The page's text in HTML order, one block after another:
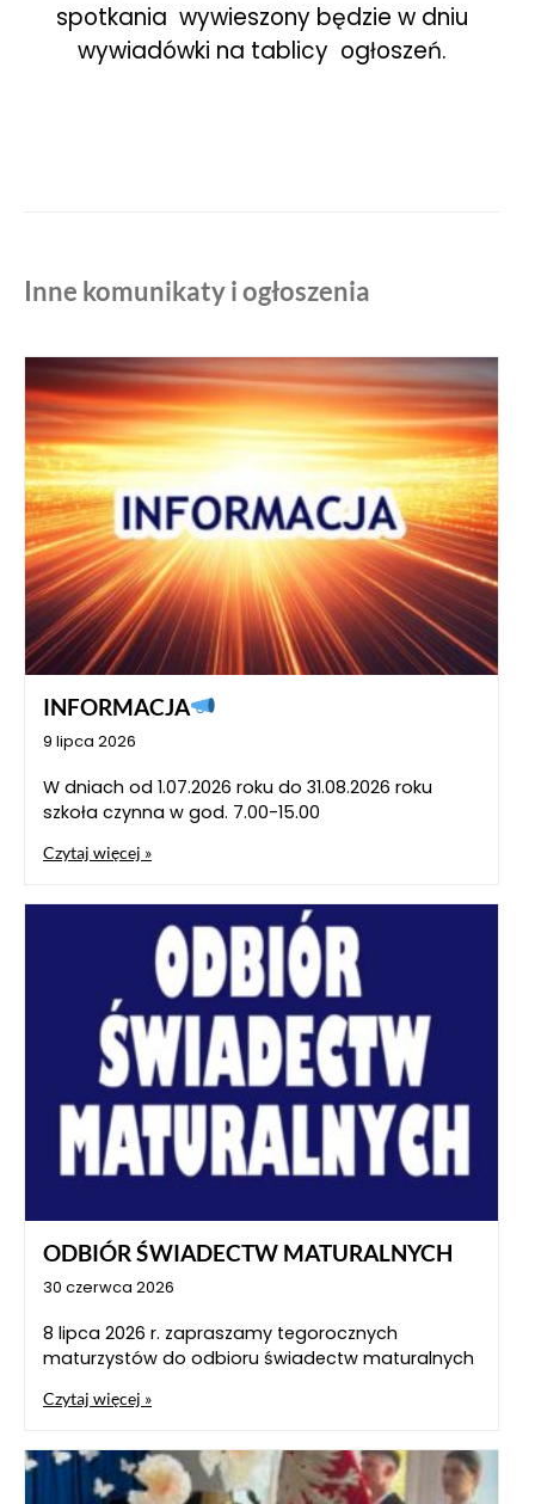
spotkania wywieszony będzie w dniu
wywiadówki na tablicy ogłoszeń.
Inne komunikaty i ogłoszenia
INFORMACJA
9 lipca 2026
W dniach od 1.07.2026 roku do 31.08.2026 roku
szkoła czynna w god. 7.00-15.00
Czytaj więcej »
ODBIÓR ŚWIADECTW MATURALNYCH
30 czerwca 2026
8 lipca 2026 r. zapraszamy tegorocznych
maturzystów do odbioru świadectw maturalnych
Czytaj więcej »